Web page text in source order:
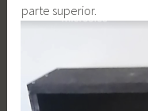
parte superior.